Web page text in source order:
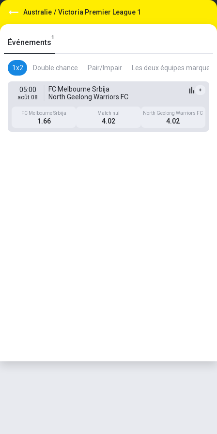
Australie / Victoria Premier League 1
Événements
1
1x2 Double chance Pair/Impair Les deux équipes marquent
05:00
août 08
FC Melbourne Srbija
North Geelong Warriors FC
+
FC Melbourne Srbija
1.66
Match nul
4.02
North Geelong Warriors FC
4.02